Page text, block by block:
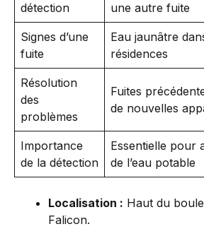
détection
une autre fuite
Signes d’une
fuite
Eau jaunâtre
résidences
Résolution
des
problèmes
Fuites
de nouvelles
Importance
de la détection
Essentielle pour
de l’eau potable
Localisation : Haut du
Falicon.